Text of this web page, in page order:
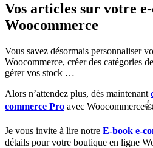
Vos articles sur votre
Woocommerce
Vous savez désormais personnaliser
Woocommerce, créer des catégories
gérer vos stock …
Alors n’attendez plus, dès maintenant
commerce Pro avec Woocommerce👍
Je vous invite à lire notre E-book e-
détails pour votre boutique en ligne